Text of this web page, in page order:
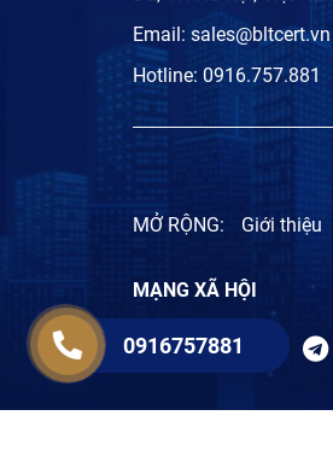
Email: sales@bltcert.vn
Hotline: 0916.757.881
MỞ RỘNG: Giới thiệu
MẠNG XÃ HỘI
0916757881